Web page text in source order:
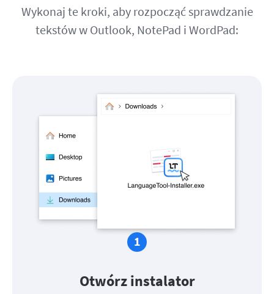
Wykonaj te kroki, aby rozpocząć sprawdzanie
tekstów w Outlook, NotePad i WordPad:
Otwórz instalator